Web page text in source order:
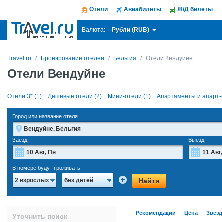
Отели Авиабилеты Ж/Д билеты
Валюта: Рубли (RUB)
Travel.ru Бронирование отелей Бельгия Отели Вендуйне
Отели Вендуйне
Отели 3* (1) Дешевые отели (2) Мини-отели (1) Апартаменты и апарт-
Город или название отеля
Заезд
Пн Вт Ср Чт Пт Сб Вс
27 28 29 30 1 2
Выезд
В номере будут проживать
2 взрослых без детей Найти
Уточнить поиск Рекомендации Цена